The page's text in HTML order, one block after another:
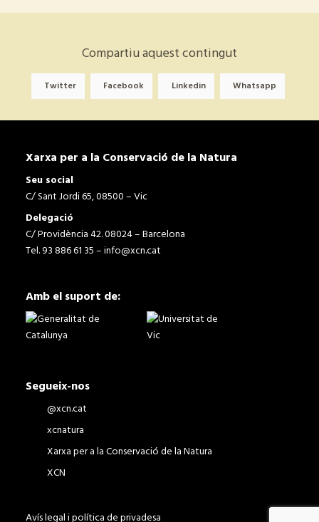
Compartiu aquest contingut
Twitter Facebook Linkedin Whatsapp
Xarxa per a la Conservació de la Natura
Seu social
C/ Sant Jordi 65, 08500 – Vic
Delegació
C/ Providència 42. 08024 – Barcelona
Tel. 93 886 61 35 –info@xcn.cat
Amb el suport de:
Segueix-nos
@xcn.cat
xcnatura
Xarxa per a la Conservació de la Natura
XCN
Avís legal i política de privadesa